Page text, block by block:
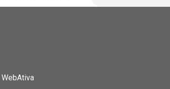
WebAtiva